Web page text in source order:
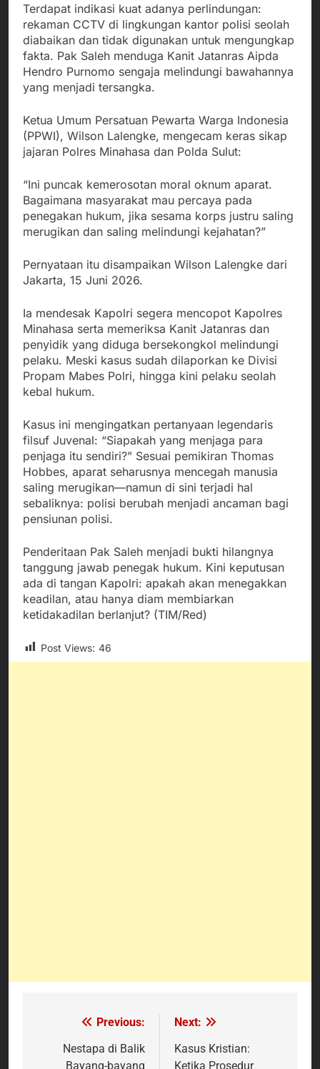
Terdapat indikasi kuat adanya perlindungan:
rekaman CCTV di lingkungan kantor polisi seolah
diabaikan dan tidak digunakan untuk mengungkap
fakta. Pak Saleh menduga Kanit Jatanras Aipda
Hendro Purnomo sengaja melindungi bawahannya
yang menjadi tersangka.
Ketua Umum Persatuan Pewarta Warga Indonesia
(PPWI), Wilson Lalengke, mengecam keras sikap
jajaran Polres Minahasa dan Polda Sulut:
“Ini puncak kemerosotan moral oknum aparat.
Bagaimana masyarakat mau percaya pada
penegakan hukum, jika sesama korps justru saling
merugikan dan saling melindungi kejahatan?”
Pernyataan itu disampaikan Wilson Lalengke dari
Jakarta, 15 Juni 2026.
Ia mendesak Kapolri segera mencopot Kapolres
Minahasa serta memeriksa Kanit Jatanras dan
penyidik yang diduga bersekongkol melindungi
pelaku. Meski kasus sudah dilaporkan ke Divisi
Propam Mabes Polri, hingga kini pelaku seolah
kebal hukum.
Kasus ini mengingatkan pertanyaan legendaris
filsuf Juvenal: “Siapakah yang menjaga para
penjaga itu sendiri?” Sesuai pemikiran Thomas
Hobbes, aparat seharusnya mencegah manusia
saling merugikan—namun di sini terjadi hal
sebaliknya: polisi berubah menjadi ancaman bagi
pensiunan polisi.
Penderitaan Pak Saleh menjadi bukti hilangnya
tanggung jawab penegak hukum. Kini keputusan
ada di tangan Kapolri: apakah akan menegakkan
keadilan, atau hanya diam membiarkan
ketidakadilan berlanjut? (TIM/Red)
Post Views: 46
Navigasi
pos
Previous:
Nestapa di Balik
Bayang-bayang
Next:
Kasus Kristian:
Ketika Prosedur